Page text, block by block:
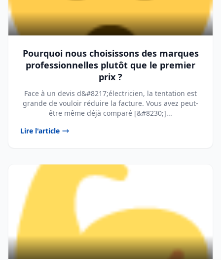
Pourquoi nous choisissons des marques
professionnelles plutôt que le premier
prix ?
Face à un devis d&#8217;électricien, la tentation est
grande de vouloir réduire la facture. Vous avez peut-
être même déjà comparé [&#8230;]...
Lire l'article